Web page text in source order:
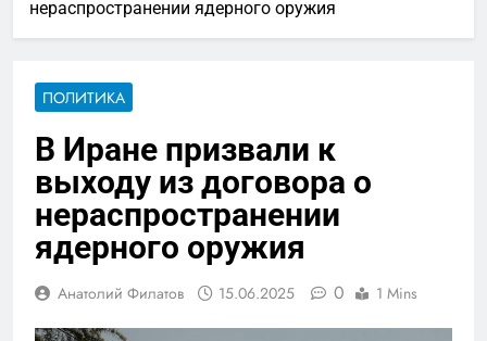
нераспространении ядерного оружия
ПОЛИТИКА
В Иране призвали к
выходу из договора о
нераспространении
ядерного оружия
Анатолий Филатов 15.06.2025 0 1 Mins